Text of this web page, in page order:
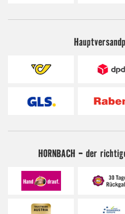
HORNBACH - der